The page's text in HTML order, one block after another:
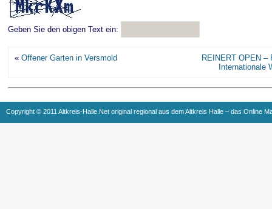
Geben Sie den obigen Text ein:
« Offener Garten in Versmold
REINERT OPEN –
Internationale
Copyright © 2011 Altkreis-Halle.Net original regional aus dem Altkreis Halle – das Online